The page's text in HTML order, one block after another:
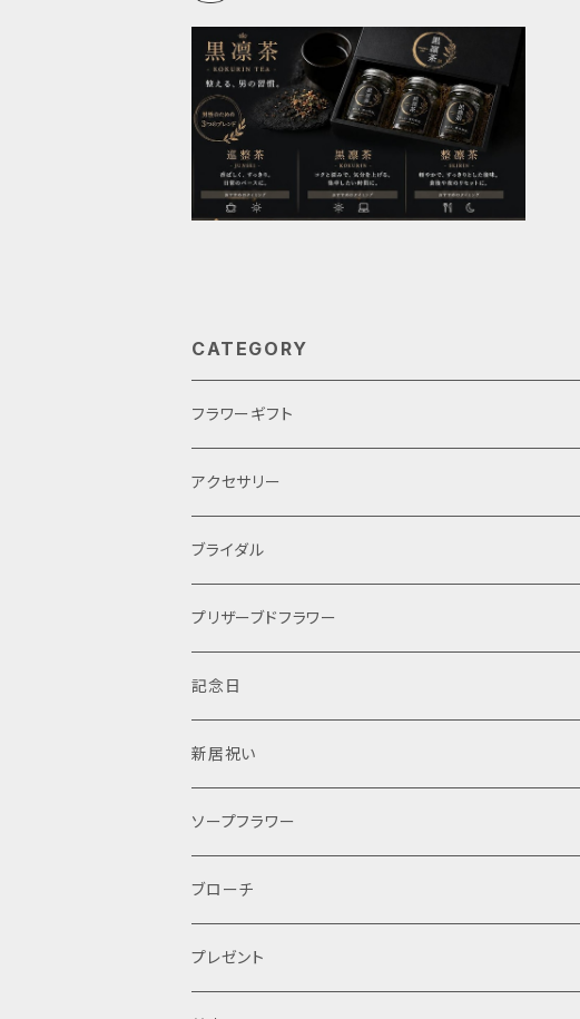
CATEGORY
フラワーギフト
母の日
アクセサリー
ブライダル
ケーキ
手作りキット
オーダー
プリザーブドフラワー
ティアラ
レンタル
プリザーブドフラワー
記念日
結婚式
新居祝い
ソープフラワー
ブローチ
プレゼント